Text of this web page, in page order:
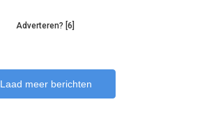
Adverteren? [6]
Laad meer berichten